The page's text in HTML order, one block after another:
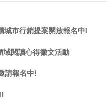
城市行銷提案開放報名中!
域閱讀心得徵文活動
請報名中!